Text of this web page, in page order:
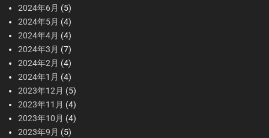
2024年6月 (5)
2024年5月 (4)
2024年4月 (4)
2024年3月 (7)
2024年2月 (4)
2024年1月 (4)
2023年12月 (5)
2023年11月 (4)
2023年10月 (4)
2023年9月 (5)